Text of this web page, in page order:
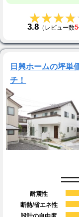
3.8（レビュー数5
日興ホームの坪単
チ！
耐震性
断熱/省エネ性